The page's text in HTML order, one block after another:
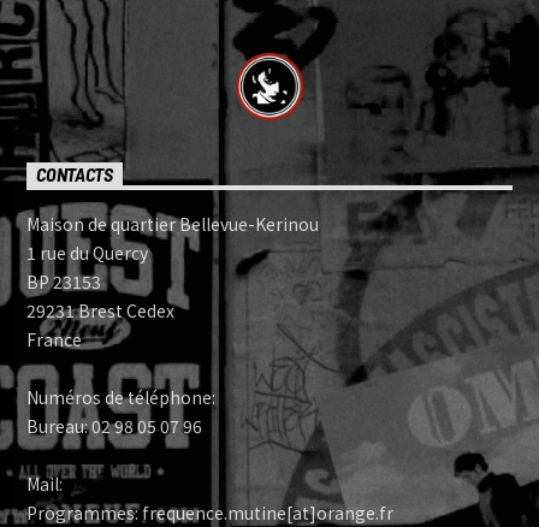
CONTACTS
Maison de quartier Bellevue-Kerinou
1 rue du Quercy
BP 23153
29231 Brest Cedex
France
Numéros de téléphone:
Bureau: 02 98 05 07 96
Mail:
Programmes: frequence.mutine[at]orange.fr